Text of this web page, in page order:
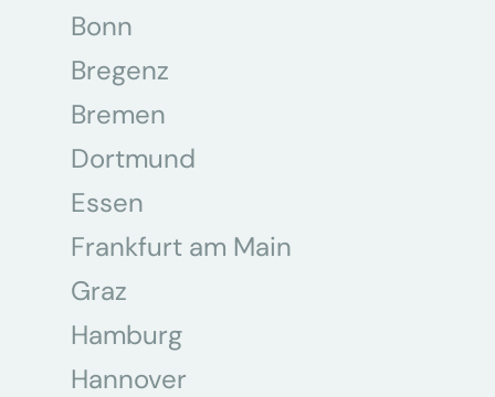
Bonn
Bregenz
Bremen
Dortmund
Essen
Frankfurt am Main
Graz
Hamburg
Hannover